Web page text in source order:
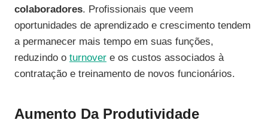
colaboradores. Profissionais que veem
oportunidades de aprendizado e crescimento tendem
a permanecer mais tempo em suas funções,
reduzindo o turnover e os custos associados à
contratação e treinamento de novos funcionários.
Aumento Da Produtividade